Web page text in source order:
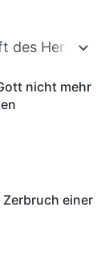
des Herrn
nicht mehr
einer